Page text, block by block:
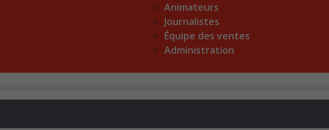
Animateurs
Journalistes
Équipe des ventes
Administration